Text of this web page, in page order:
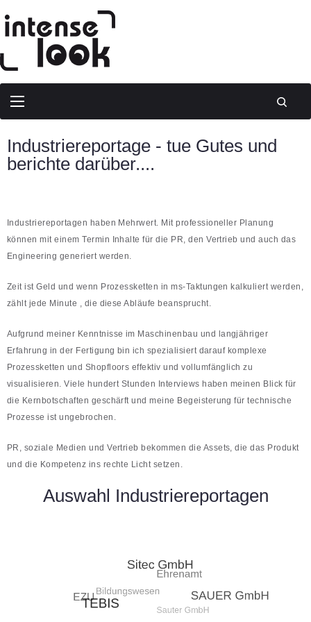
Industriereportage - tue Gutes und
berichte darüber....
Industriereportagen haben Mehrwert. Mit professioneller Planung
können mit einem Termin Inhalte für die PR, den Vertrieb und auch das
Engineering generiert werden.
Zeit ist Geld und wenn Prozessketten in ms-Taktungen kalkuliert werden,
zählt jede Minute , die diese Abläufe beansprucht.
Aufgrund meiner Kenntnisse im Maschinenbau und langjähriger
Erfahrung in der Fertigung bin ich spezialisiert darauf komplexe
Prozessketten und Shopfloors effektiv und vollumfänglich zu
visualisieren. Viele hundert Stunden Interviews haben meinen Blick für
die Kernbotschaften geschärft und meine Begeisterung für technische
Prozesse ist ungebrochen.
PR, soziale Medien und Vertrieb bekommen die Assets, die das Produkt
und die Kompetenz ins rechte Licht setzen.
Auswahl Industriereportagen